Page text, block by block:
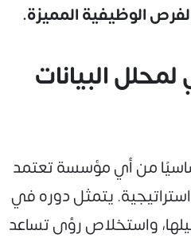
الوظيفية المميزة.
البيانات
من أي مؤسسة تعتمد
استراتيجية. يتمثل دوره في
واستخلاص رؤى تساعد